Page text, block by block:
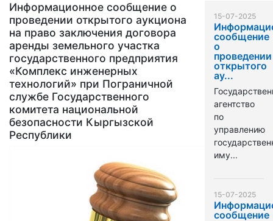
Информационное сообщение о
проведении открытого аукциона
на право заключения договора
аренды земельного участка
государственного предприятия
«Комплекс инженерных
технологий» при Пограничной
службе Государственного
комитета национальной
безопасности Кыргызской
Республики
15-07-2025
сообщение
о
проведении
открытого
ау...
агентство
по
управлению
иму...
15-07-2025
сообщение